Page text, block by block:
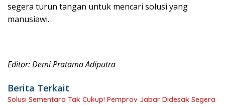
segera turun tangan untuk mencari solusi yang
manusiawi.
Editor: Demi Pratama Adiputra
Berita Terkait
Solusi Sementara Tak Cukup! Pemprov Jabar Didesak Segera